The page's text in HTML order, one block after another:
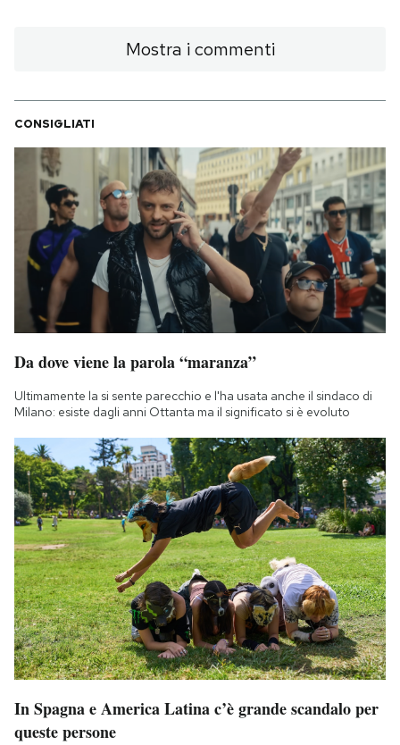
Mostra i commenti
CONSIGLIATI
Da dove viene la parola “maranza”
Ultimamente la si sente parecchio e l'ha usata anche il sindaco di
Milano: esiste dagli anni Ottanta ma il significato si è evoluto
In Spagna e America Latina c’è grande scandalo per
queste persone